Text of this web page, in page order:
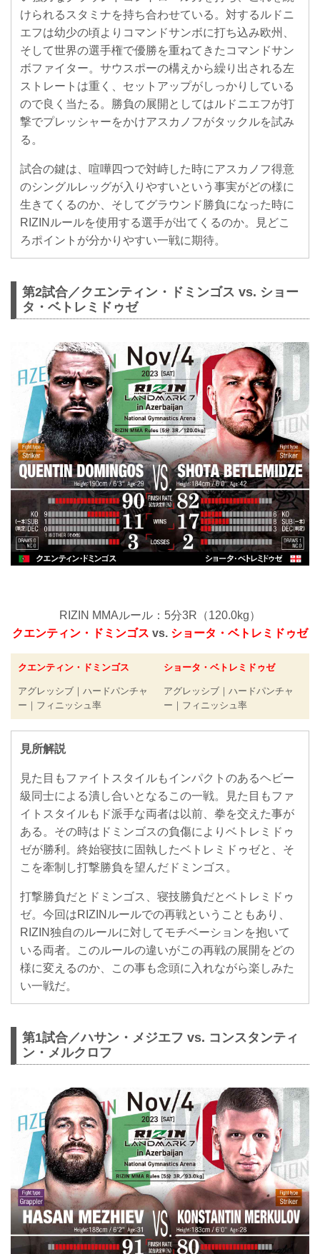
けられるスタミナを持ち合わせている。対するルドニ
エフは幼少の頃よりコマンドサンボに打ち込み欧州、
そして世界の選手権で優勝を重ねてきたコマンドサン
ボファイター。サウスポーの構えから繰り出される左
ストレートは重く、セットアップがしっかりしている
ので良く当たる。勝負の展開としてはルドニエフが打
撃でプレッシャーをかけアスカノフがタックルを試み
る。
試合の鍵は、喧嘩四つで対峙した時にアスカノフ得意
のシングルレッグが入りやすいという事実がどの様に
生きてくるのか、そしてグラウンド勝負になった時に
RIZINルールを使用する選手が出てくるのか。見どこ
ろポイントが分かりやすい一戦に期待。
第2試合／クエンティン・ドミンゴス vs. ショー
タ・ベトレミドゥゼ
RIZIN MMAルール：5分3R（120.0kg）
クエンティン・ドミンゴス vs. ショータ・ベトレミドゥゼ
クエンティン・ドミンゴス
アグレッシブ｜ハードパンチャ
ー｜フィニッシュ率
ショータ・ベトレミドゥゼ
アグレッシブ｜ハードパンチャ
ー｜フィニッシュ率
見所解説
見た目もファイトスタイルもインパクトのあるヘビー
級同士による潰し合いとなるこの一戦。見た目もファ
イトスタイルもド派手な両者は以前、拳を交えた事が
ある。その時はドミンゴスの負傷によりベトレミドゥ
ゼが勝利。終始寝技に固執したベトレミドゥゼと、そ
こを牽制し打撃勝負を望んだドミンゴス。
打撃勝負だとドミンゴス、寝技勝負だとベトレミドゥ
ゼ。今回はRIZINルールでの再戦ということもあり、
RIZIN独自のルールに対してモチベーションを抱いて
いる両者。このルールの違いがこの再戦の展開をどの
様に変えるのか、この事も念頭に入れながら楽しみた
い一戦だ。
第1試合／ハサン・メジエフ vs. コンスタンティ
ン・メルクロフ